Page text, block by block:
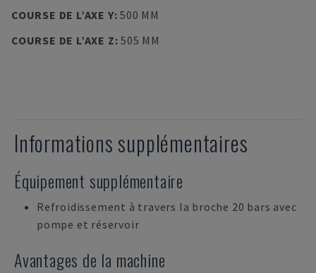
COURSE DE L’AXE Y:500 MM
COURSE DE L’AXE Z:505 MM
Informations supplémentaires
Équipement supplémentaire
Refroidissement à travers la broche 20 bars avec
pompe et réservoir
Avantages de la machine